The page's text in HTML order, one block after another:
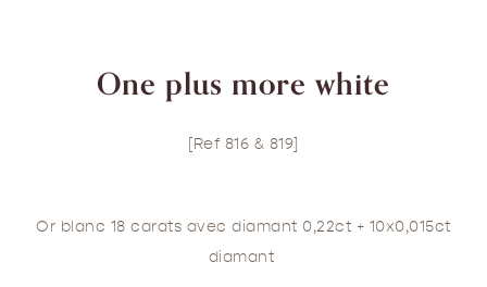
One plus more white
[Ref 816 & 819]
Or blanc 18 carats avec diamant 0,22ct + 10x0,015ct
diamant